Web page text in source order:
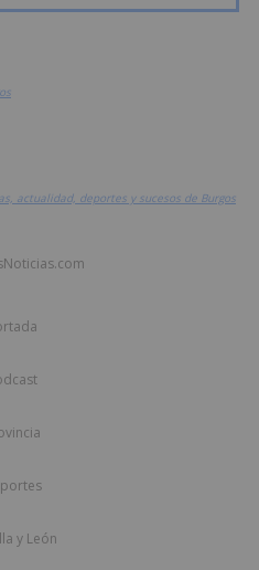
actualidad, deportes y sucesos de Burgos
y León